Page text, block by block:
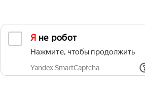
Я не робот
Нажмите, чтобы продолжить
Yandex SmartCaptcha